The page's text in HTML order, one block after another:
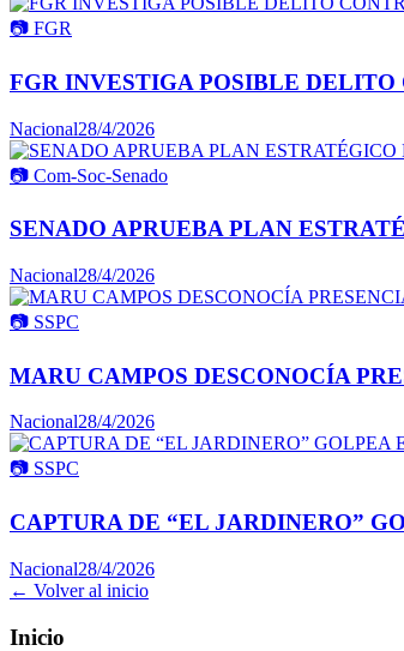
📷 FGR
FGR INVESTIGA POSIBLE
Nacional28/4/2026
📷 Com-Soc-Senado
SENADO APRUEBA PLAN
Nacional28/4/2026
📷 SSPC
MARU CAMPOS DESCONOCÍA
Nacional28/4/2026
📷 SSPC
CAPTURA DE “EL JARDINERO”
Nacional28/4/2026
← Volver al inicio
Inicio